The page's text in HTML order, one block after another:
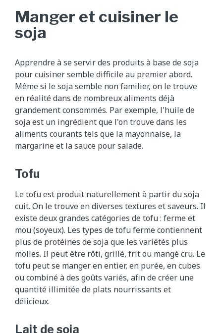
Manger et cuisiner le
soja
Apprendre à se servir des produits à base de soja
pour cuisiner semble difficile au premier abord.
Même si le soja semble non familier, on le trouve
en réalité dans de nombreux aliments déjà
grandement consommés. Par exemple, l'huile de
soja est un ingrédient que l'on trouve dans les
aliments courants tels que la mayonnaise, la
margarine et la sauce pour salade.
Tofu
Le tofu est produit naturellement à partir du soja
cuit. On le trouve en diverses textures et saveurs. Il
existe deux grandes catégories de tofu : ferme et
mou (soyeux). Les types de tofu ferme contiennent
plus de protéines de soja que les variétés plus
molles. Il peut être rôti, grillé, frit ou mangé cru. Le
tofu peut se manger en entier, en purée, en cubes
ou combiné à des goûts variés, afin de créer une
quantité illimitée de plats nourrissants et
délicieux.
Lait de soja